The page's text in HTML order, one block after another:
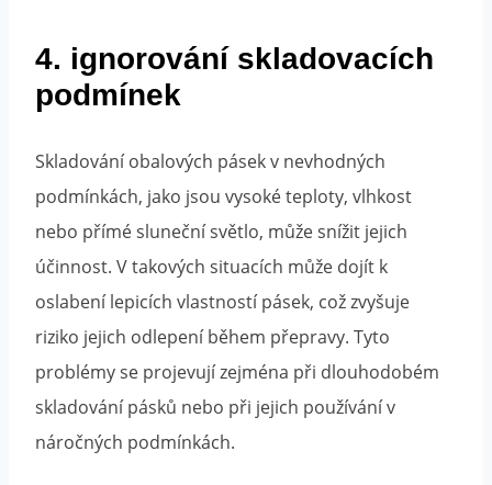
4. ignorování skladovacích
podmínek
Skladování obalových pásek v nevhodných
podmínkách, jako jsou vysoké teploty, vlhkost
nebo přímé sluneční světlo, může snížit jejich
účinnost. V takových situacích může dojít k
oslabení lepicích vlastností pásek, což zvyšuje
riziko jejich odlepení během přepravy. Tyto
problémy se projevují zejména při dlouhodobém
skladování pásků nebo při jejich používání v
náročných podmínkách.